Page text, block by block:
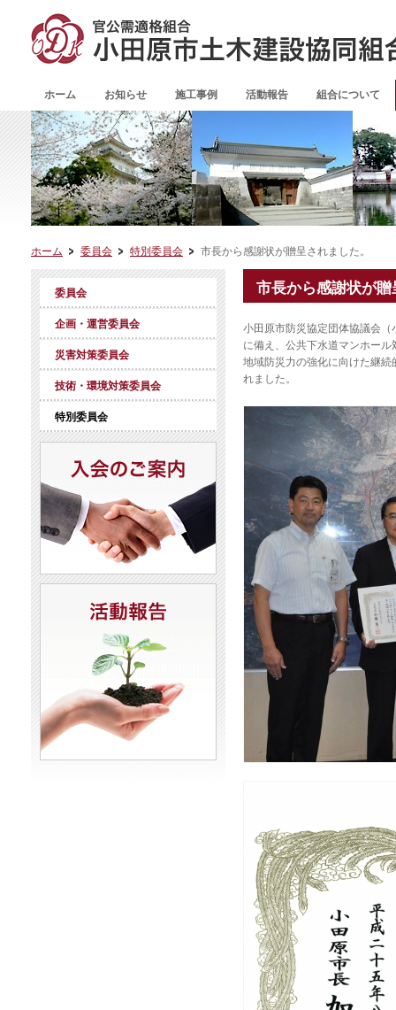
ホーム お知らせ 施工事例 活動報告 組合について
ホーム 委員会 特別委員会 市長から感謝状が贈呈されました。
市長から感謝状が
小田原市防災協定団体協議会
に備え、公共下水道マンホー
地域防災力の強化に向けた継
れました。
委員会
企画・運営委員会
災害対策委員会
技術・環境対策委員会
特別委員会